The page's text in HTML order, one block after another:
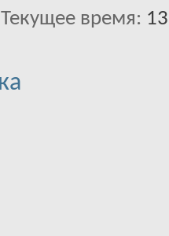
Текущее время: